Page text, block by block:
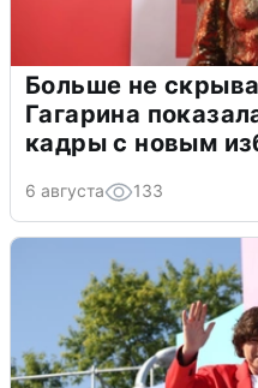
Больше не
Гагарина
кадры с новым
6 августа 133